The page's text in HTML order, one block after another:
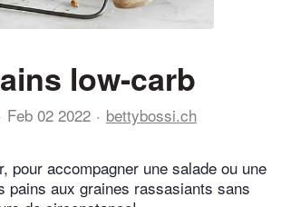
low-carb
Feb 02 2022 bettybossi.ch
pour accompagner une salade ou une
pains aux graines rassasiants sans